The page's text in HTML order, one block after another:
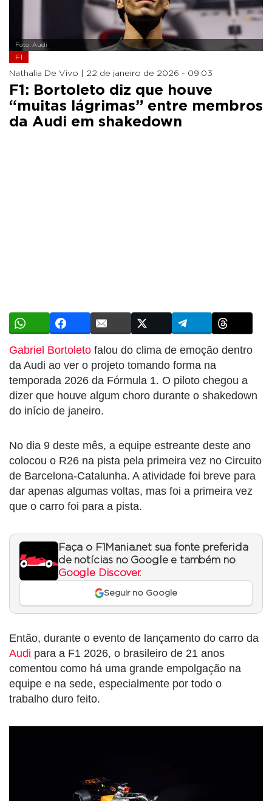
Foto: Audi
F1
Nathalia De Vivo | 22 de janeiro de 2026 - 09:03
F1: Bortoleto diz que houve
“muitas lágrimas” entre membros
da Audi em shakedown
Gabriel Bortoleto falou do clima de emoção dentro
da Audi ao ver o projeto tomando forma na
temporada 2026 da Fórmula 1. O piloto chegou a
dizer que houve algum choro durante o shakedown
do início de janeiro.
No dia 9 deste mês, a equipe estreante deste ano
colocou o R26 na pista pela primeira vez no Circuito
de Barcelona-Catalunha. A atividade foi breve para
dar apenas algumas voltas, mas foi a primeira vez
que o carro foi para a pista.
Faça o F1Mania.net sua fonte preferida
de notícias no Google e também no
Google Discover.
Seguir no Google
Então, durante o evento de lançamento do carro da
Audi para a F1 2026, o brasileiro de 21 anos
comentou como há uma grande empolgação na
equipe e na sede, especialmente por todo o
trabalho duro feito.